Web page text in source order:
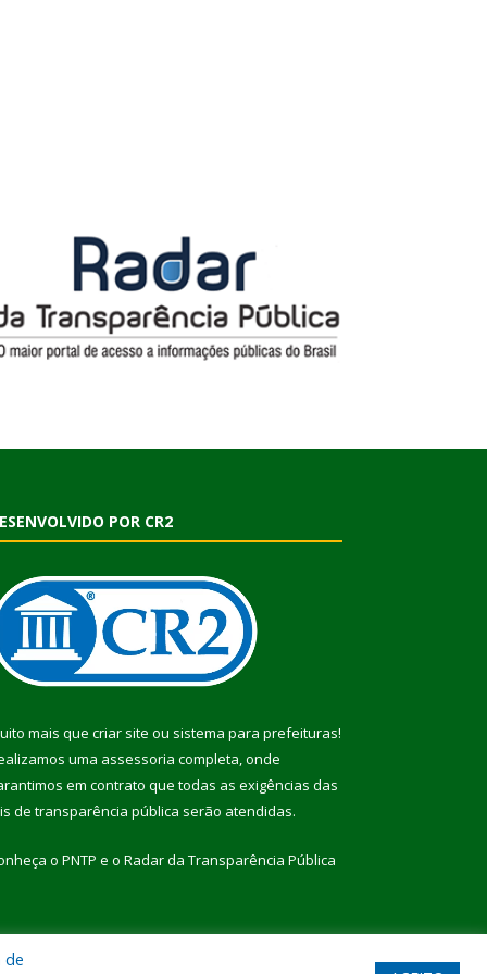
POR CR2
mais que criar site ou sistema para prefeituras!
uma assessoria completa, onde
em contrato que todas as exigências das
de transparência pública serão atendidas.
o PNTP e o Radar da Transparência Pública
de